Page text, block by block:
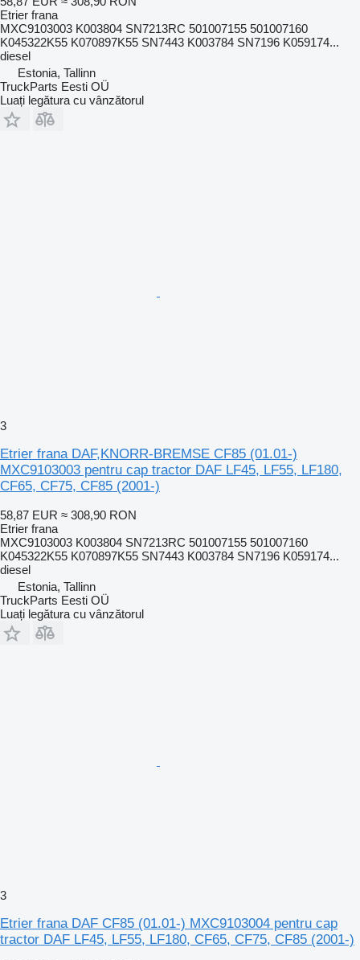
Etrier frana
MXC9103003 K003804 SN7213RC 501007155 501007160
K045322K55 K070897K55 SN7443 K003784 SN7196 K059174...
diesel
Estonia, Tallinn
TruckParts Eesti OÜ
Luați legătura cu vânzătorul
3
Etrier frana DAF,KNORR-BREMSE CF85 (01.01-)
MXC9103003 pentru cap tractor DAF LF45, LF55, LF180,
CF65, CF75, CF85 (2001-)
58,87 EUR ≈ 308,90 RON
Etrier frana
MXC9103003 K003804 SN7213RC 501007155 501007160
K045322K55 K070897K55 SN7443 K003784 SN7196 K059174...
diesel
Estonia, Tallinn
TruckParts Eesti OÜ
Luați legătura cu vânzătorul
3
Etrier frana DAF CF85 (01.01-) MXC9103004 pentru cap
tractor DAF LF45, LF55, LF180, CF65, CF75, CF85 (2001-)